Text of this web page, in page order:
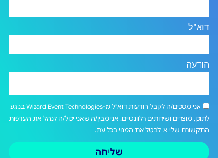
דוא"ל
הודעה
אני מסכים/ה לקבל הודעות דוא"ל מ-Wizard Event Technologies בנוגע
לתוכן, מוצרים ושירותים רלוונטיים. אני מבין/ה שאני יכול/ה לנהל את העדפות
התקשורת שלי או לבטל את המנוי בכל עת.
שליחה